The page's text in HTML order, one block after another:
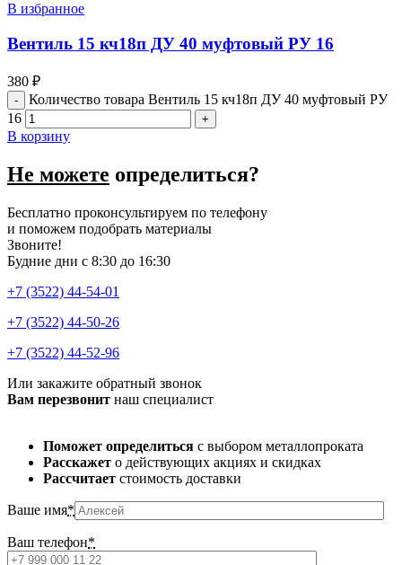
В избранное
Вентиль 15 кч18п ДУ 40 муфтовый РУ 16
380 ₽
Количество товара Вентиль 15 кч18п ДУ 40 муфтовый РУ
16
В корзину
Не можете определиться?
Бесплатно проконсультируем по телефону
и поможем подобрать материалы
Звоните!
Будние дни с 8:30 до 16:30
+7 (3522) 44-54-01
+7 (3522) 44-50-26
+7 (3522) 44-52-96
Или закажите обратный звонок
Вам перезвонит наш специалист
Поможет определиться с выбором металлопроката
Расскажет о действующих акциях и скидках
Рассчитает стоимость доставки
Ваше имя*
Ваш телефон*